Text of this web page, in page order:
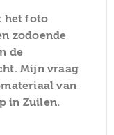
het foto
zodoende
de
Mijn vraag
van
in Zuilen.